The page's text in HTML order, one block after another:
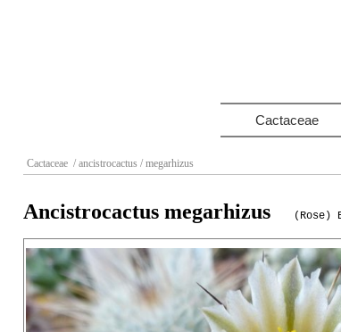
Cactaceae
Cactaceae / ancistrocactus / megarhizus
Ancistrocactus megarhizus (Rose)